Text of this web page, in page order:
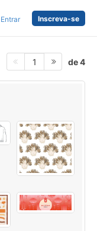
Entrar Inscreva-se
1 de 4